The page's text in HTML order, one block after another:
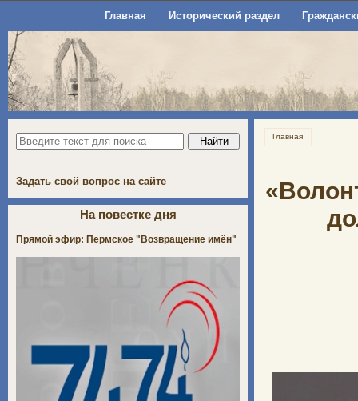
Главная Исторический раздел
Главная
Задать свой вопрос на сайте
На повестке дня
Прямой эфир: Пермское "Возвращение имён"